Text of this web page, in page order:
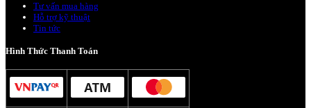
Tư vấn mua hàng
Hỗ trợ kỹ thuật
Tin tức
Hình Thức Thanh Toán